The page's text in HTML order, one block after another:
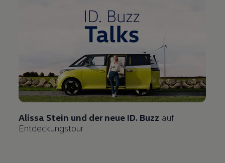
Alissa Stein und der neue ID. Buzz auf
Entdeckungstour